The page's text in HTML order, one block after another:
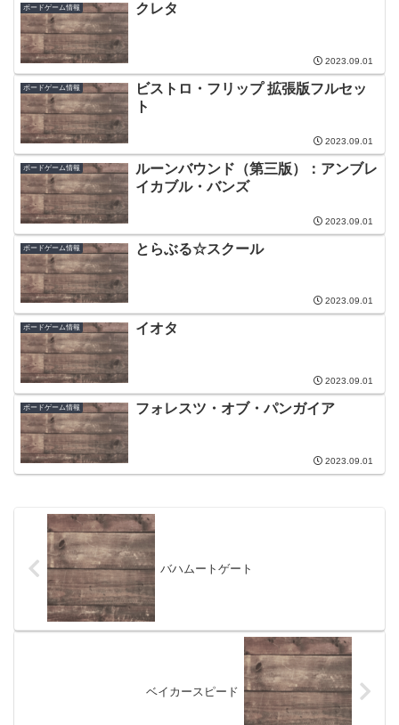
ボードゲーム情報 クレタ
2023.09.01
ボードゲーム情報
ビストロ・フリップ 拡張版フルセッ
ト
2023.09.01
ボードゲーム情報
ルーンバウンド（第三版）：アンブレ
イカブル・バンズ
2023.09.01
ボードゲーム情報 とらぶる☆スクール
2023.09.01
ボードゲーム情報 イオタ
2023.09.01
ボードゲーム情報 フォレスツ・オブ・パンガイア
2023.09.01
バハムートゲート
ベイカースピード